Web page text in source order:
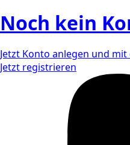
Noch kein
Jetzt Konto anlegen und
Jetzt registrieren